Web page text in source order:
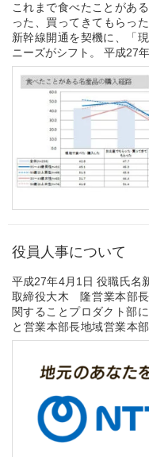
これまで食べたことがあ
った、買ってきてもらっ
新幹線開通を契機に、「
ニーズがシフト。 平成27
NTTタウンページ株式会
役員人事について
平成27年4月1日 ​役職氏名​​
取締役大木 隆​営業本部長
関することプロダクト部
と​営業本部長地域営業本
と新タウンページに関する